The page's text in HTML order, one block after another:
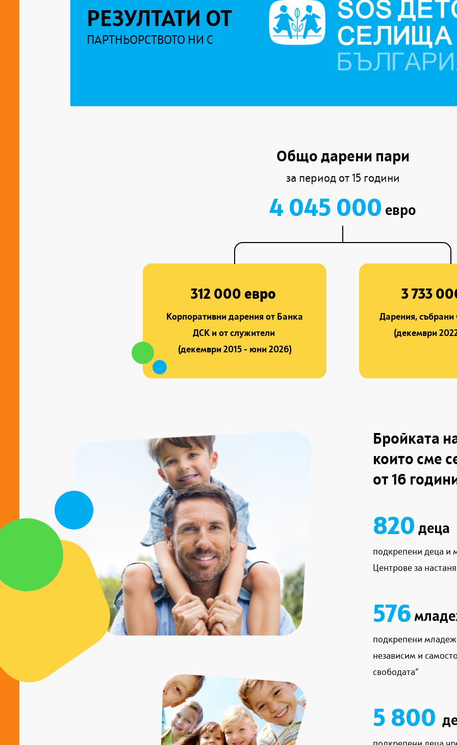
РЕЗУЛТАТИ ОТ
ПАРТНЬОРСТВОТО НИ С
Общо дарени пари
за период от 15 години
4 045 000 евро
312 000 евро
Корпоративни дарения от Банка
ДСК и от служители
(декември 2015 - юни 2026)
3 733
Дарения, събрани
(декември
Бройката
които сме
от 16
820 деца
подкрепени деца и
Центрове за
576
подкрепени
независим и
свободата“
5 800